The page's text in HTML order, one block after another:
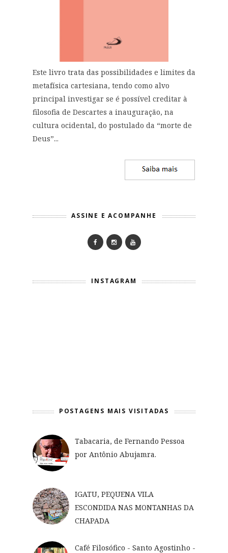
Este livro trata das possibilidades e limites da
metafísica cartesiana, tendo como alvo
principal investigar se é possível creditar à
filosofia de Descartes a inauguração, na
cultura ocidental, do postulado da “morte de
Deus”...
ASSINE E ACOMPANHE
INSTAGRAM
POSTAGENS MAIS VISITADAS
Tabacaria, de Fernando Pessoa
por Antônio Abujamra.
IGATU, PEQUENA VILA
ESCONDIDA NAS MONTANHAS DA
CHAPADA
Café Filosófico - Santo Agostinho -